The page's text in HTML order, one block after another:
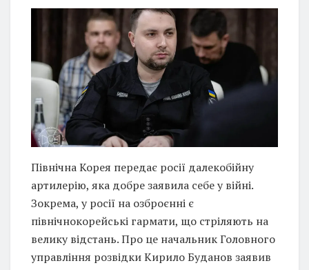
Північна Корея передає росії далекобійну
артилерію, яка добре заявила себе у війні.
Зокрема, у росії на озброєнні є
північнокорейські гармати, що стріляють на
велику відстань. Про це начальник Головного
управління розвідки Кирило Буданов заявив